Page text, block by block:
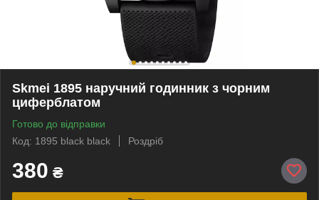
Skmei 1895 наручний годинник з чорним
циферблатом
Готово до відправки
Код: 1895 black black
Роздріб
380 ₴